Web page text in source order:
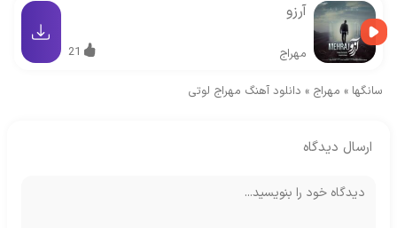
آرزو
مهراج 21
سانگها » مهراج » دانلود آهنگ مهراج لوتی
ارسال دیدگاه